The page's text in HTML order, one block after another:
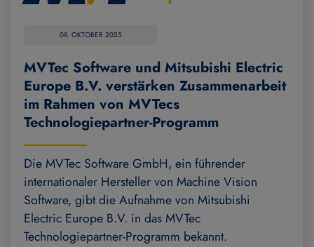
08. OKTOBER 2025
MVTec Software und Mitsubishi Electric
Europe B.V. verstärken Zusammenarbeit
im Rahmen von MVTecs
Technologiepartner-Programm
Die MVTec Software GmbH, ein führender
internationaler Hersteller von Machine Vision
Software, gibt die Aufnahme von Mitsubishi
Electric Europe B.V. in das MVTec
Technologiepartner-Programm bekannt.